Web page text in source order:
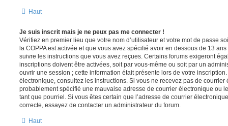
Haut
Je suis inscrit mais je ne peux pas me connecter !
Vérifiez en premier lieu que votre nom d’utilisateur et votre mot de passe
la COPPA est activée et que vous avez spécifié avoir en dessous de 13
suivre les instructions que vous avez reçues. Certains forums exigeront
inscriptions doivent être activées, soit par vous-même ou soit par un
ouvrir une session ; cette information était présente lors de votre
électronique, consultez les instructions. Si vous ne recevez pas de courrier
probablement spécifié une mauvaise adresse de courrier électronique ou
tant que pourriel. Si vous êtes certain que l’adresse de courrier
correcte, essayez de contacter un administrateur du forum.
Haut